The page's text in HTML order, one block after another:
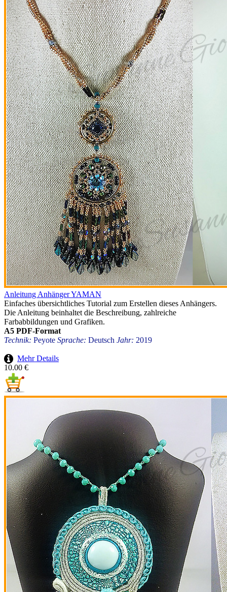
Anleitung Anhänger YAMAN
Einfaches übersichtliches Tutorial zum Erstellen dieses Anhängers.
Die Anleitung beinhaltet die Beschreibung, zahlreiche
Farbabbildungen und Grafiken.
A5 PDF-Format
Technik: Peyote Sprache: Deutsch Jahr: 2019
Mehr Details
10.00 €